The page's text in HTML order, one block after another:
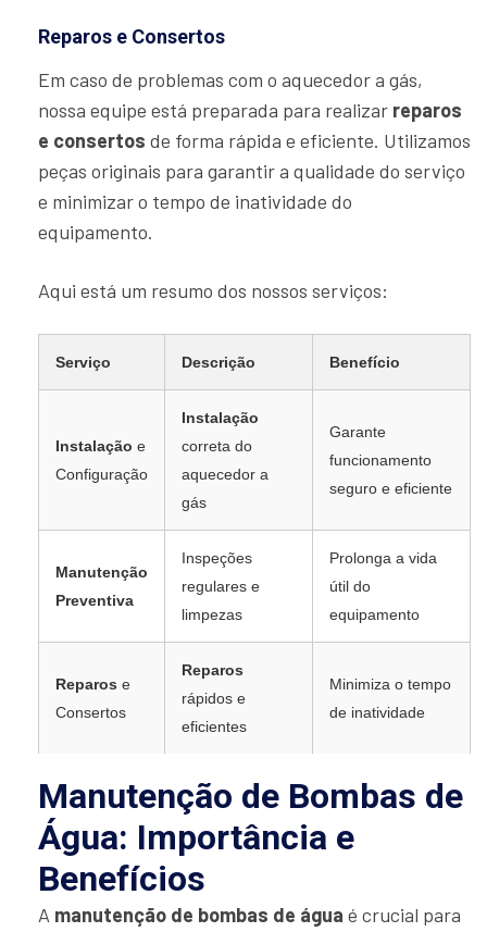
Reparos e Consertos
Em caso de problemas com o aquecedor a gás,
nossa equipe está preparada para realizar reparos
e consertos de forma rápida e eficiente. Utilizamos
peças originais para garantir a qualidade do serviço
e minimizar o tempo de inatividade do
equipamento.
Aqui está um resumo dos nossos serviços:
Serviço Descrição Benefício
Instalação e
Configuração
Instalação
correta do
aquecedor a
gás
Garante
funcionamento
seguro e eficiente
Manutenção
Preventiva
Inspeções
regulares e
limpezas
Prolonga a vida
útil do
equipamento
Reparos e
Consertos
Reparos
rápidos e
eficientes
Minimiza o tempo
de inatividade
Manutenção de Bombas de
Água: Importância e
Benefícios
A manutenção de bombas de água é crucial para